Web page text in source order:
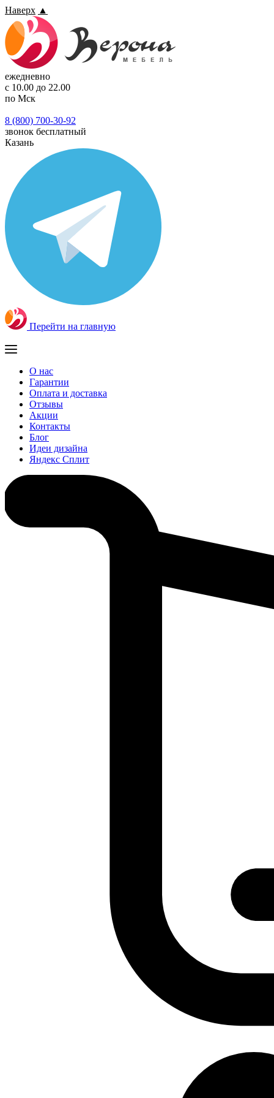
Наверх ▲
ежедневно
с 10.00 до 22.00
по Мск
8 (800) 700-30-92
звонок бесплатный
Казань
Перейти на главную
О нас
Гарантии
Оплата и доставка
Отзывы
Акции
Контакты
Блог
Идеи дизайна
Яндекс Сплит